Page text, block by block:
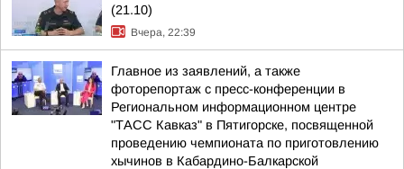
(21.10)
Вчера, 22:39
Главное из заявлений, а также
фоторепортаж с пресс-конференции в
Региональном информационном центре
"ТАСС Кавказ" в Пятигорске, посвященной
проведению чемпионата по приготовлению
хычинов в Кабардино-Балкарской